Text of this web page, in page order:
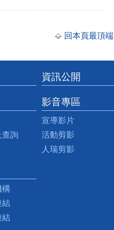
回本頁最頂端
資訊公開
查詢
影音專區
宣導影片
活動剪影
人瑞剪影
構
結
結